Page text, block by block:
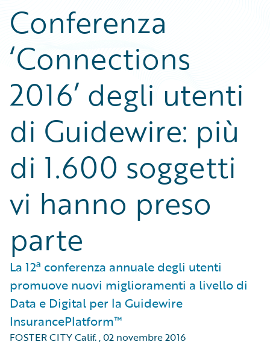
Conferenza
‘Connections
2016’ degli utenti
di Guidewire: più
di 1.600 soggetti
vi hanno preso
parte
La 12ª conferenza annuale degli utenti
promuove nuovi miglioramenti a livello di
Data e Digital per la Guidewire
InsurancePlatform™
FOSTER CITY Calif.,02 novembre 2016